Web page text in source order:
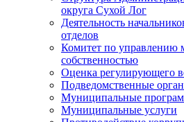
округа Сухой Лог
Деятельность
отделов
Комитет по управлению
собственностью
Оценка регулирующего
Подведомственные
Муниципальные
Муниципальные услуги